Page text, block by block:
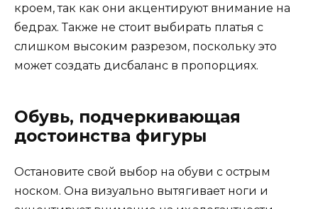
кроем, так как они акцентируют внимание на
бедрах. Также не стоит выбирать платья с
слишком высоким разрезом, поскольку это
может создать дисбаланс в пропорциях.
Обувь, подчеркивающая
достоинства фигуры
Остановите свой выбор на обуви с острым
носком. Она визуально вытягивает ноги и